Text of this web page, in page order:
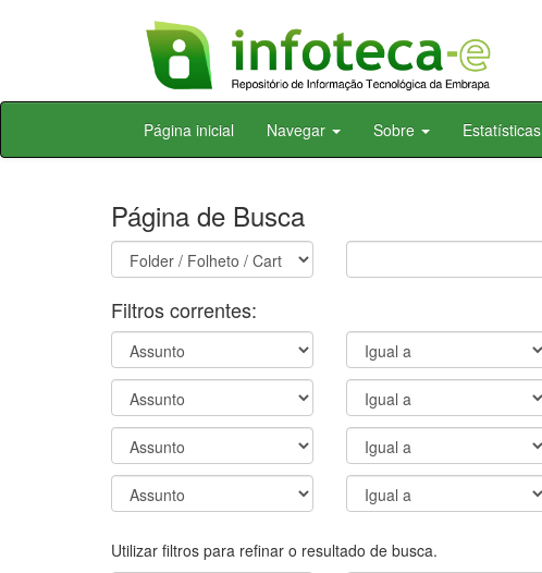
Skip
Página inicial Navegar Sobre Estatísticas
Página de Busca
Filtros correntes:
Utilizar filtros para refinar o resultado de busca.